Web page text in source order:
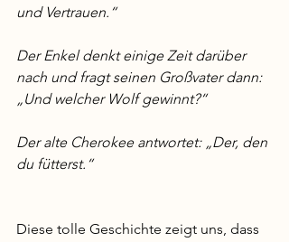
und Vertrauen.“
Der Enkel denkt einige Zeit darüber
nach und fragt seinen Großvater dann:
„Und welcher Wolf gewinnt?“
Der alte Cherokee antwortet: „Der, den
du fütterst.“
Diese tolle Geschichte zeigt uns, dass